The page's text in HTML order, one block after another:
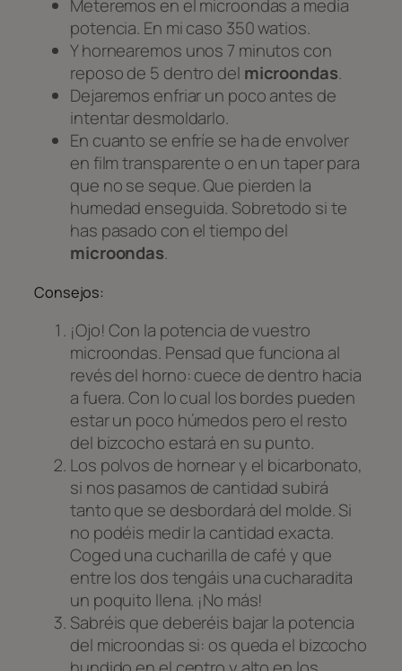
Meteremos en el microondas a media
potencia. En mi caso 350 watios.
Y hornearemos unos 7 minutos con
reposo de 5 dentro del microondas.
Dejaremos enfriar un poco antes de
intentar desmoldarlo.
En cuanto se enfríe se ha de envolver
en film transparente o en un taper para
que no se seque. Que pierden la
humedad enseguida. Sobretodo si te
has pasado con el tiempo del
microondas.
Consejos:
¡Ojo! Con la potencia de vuestro
microondas. Pensad que funciona al
revés del horno: cuece de dentro hacia
a fuera. Con lo cual los bordes pueden
estar un poco húmedos pero el resto
del bizcocho estará en su punto.
Los polvos de hornear y el bicarbonato,
si nos pasamos de cantidad subirá
tanto que se desbordará del molde. Si
no podéis medir la cantidad exacta.
Coged una cucharilla de café y que
entre los dos tengáis una cucharadita
un poquito llena. ¡No más!
Sabréis que deberéis bajar la potencia
del microondas si: os queda el bizcocho